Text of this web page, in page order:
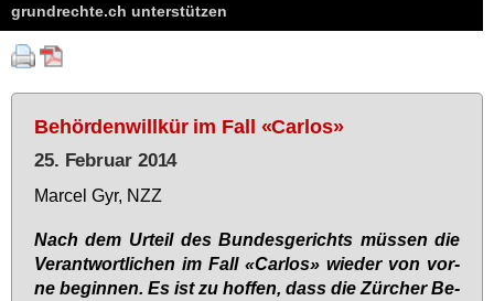
grundrechte.ch unterstützen
Behördenwillkür im Fall «Carlos»
25. Februar 2014
Mar­cel Gyr, NZZ
Nach dem Ur­teil des Bun­des­ge­richts müs­sen die
Ver­ant­wort­li­chen im Fall «Car­los» wie­der von vor­
ne be­gin­nen. Es ist zu hof­fen, dass die Zür­cher Be­